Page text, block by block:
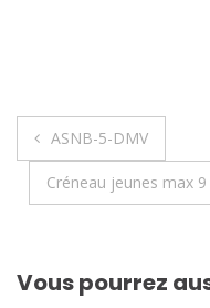
Navigation
de
ASNB-5-DMV
Créneau jeunes max
Vous pourrez